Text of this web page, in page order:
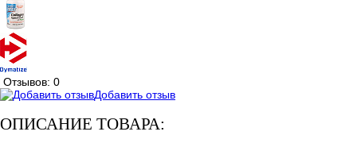
Отзывов: 0
Добавить отзыв
ОПИСАНИЕ ТОВАРА: